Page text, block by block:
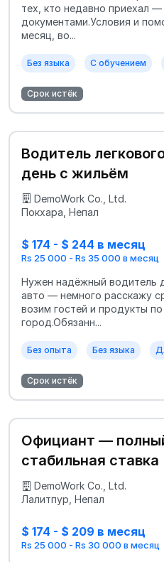
тех, кто недавно приехал
документами.Условия и
месяц, во...
Без языка С обучением
Срок истёк
Водитель
день с жильём
DemoWork Co., Ltd.
Покхара, Непал
$ 174 - $ 244 в месяц
Rs 25 000 - Rs 35 000 в месяц
Нужен надёжный водитель
авто — немного расскажу
возим гостей и продукты
город.Обязанн...
Без опыта Без языка
Срок истёк
Официант —
стабильная ставка
DemoWork Co., Ltd.
Лалитпур, Непал
$ 174 - $ 209 в месяц
Rs 25 000 - Rs 30 000 в месяц